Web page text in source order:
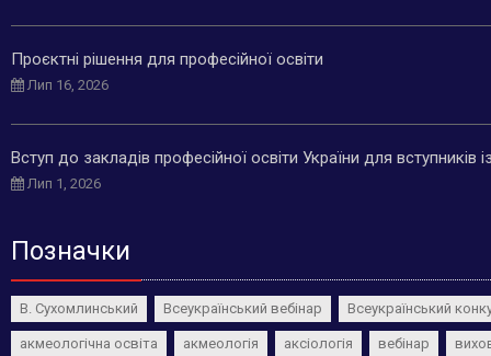
Проєктні рішення для професійної освіти
Лип 16, 2026
Вступ до закладів професійної освіти України для
Лип 1, 2026
Позначки
В. Сухомлинський Всеукраїнський вебінар Всеукраїнський
акмеологічна освіта акмеологія аксіологія вебінар